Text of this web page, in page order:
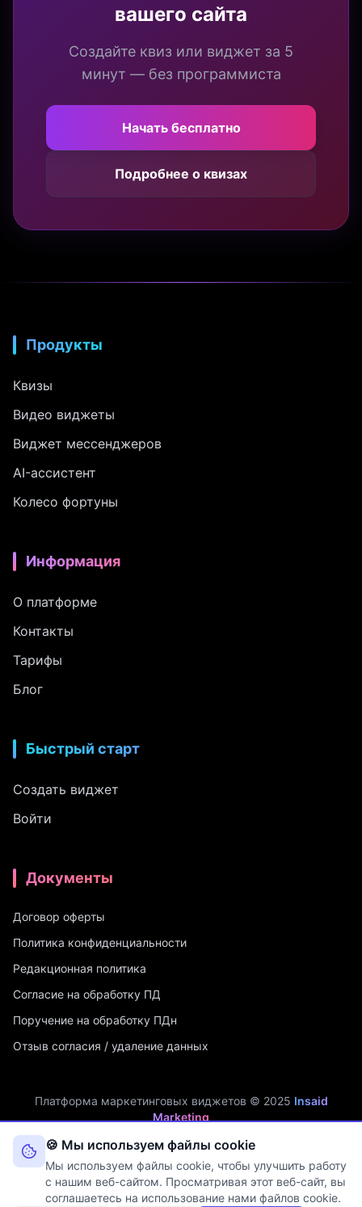
вашего сайта
Создайте квиз или виджет за 5
минут — без программиста
Начать бесплатно
Подробнее о квизах
Продукты
Квизы
Видео виджеты
Виджет мессенджеров
AI-ассистент
Колесо фортуны
Информация
О платформе
Контакты
Тарифы
Блог
Быстрый старт
Создать виджет
Войти
Документы
Договор оферты
Политика конфиденциальности
Редакционная политика
Согласие на обработку ПД
Поручение на обработку ПДн
Отзыв согласия / удаление данных
Платформа маркетинговых виджетов © 2025 Insaid
Marketing
ИП Мухамадеев Р.А. | ИНН: 740704342750 | ОГРНИП:
321745600019048
Оператор персональных данных. Рег. № 74-25-030077 в реестре
Роскомнадзора (Приказ № 108 от 03.06.2025)
🍪 Мы используем файлы cookie
Мы используем файлы cookie, чтобы улучшить работу
с нашим веб-сайтом. Просматривая этот веб-сайт, вы
соглашаетесь на использование нами файлов cookie.